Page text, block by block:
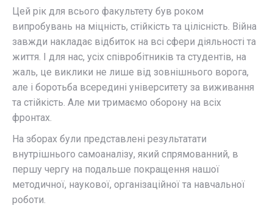
Цей рік для всього факультету був роком
випробувань на міцність, стійкість та цілісність. Війна
завжди накладає відбиток на всі сфери діяльності та
життя. І для нас, усіх співробітників та студентів, на
жаль, це виклики не лише від зовнішнього ворога,
але і боротьба всередині університету за виживання
та стійкість. Але ми тримаємо оборону на всіх
фронтах.
На зборах були представлені результатати
внутрішнього самоаналізу, який спрямованний, в
першу чергу на подальше покращення нашої
методичної, наукової, організаційної та навчальної
роботи.